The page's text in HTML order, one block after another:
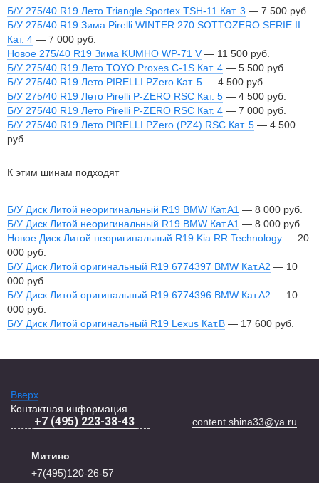
Б/У 275/40 R19 Лето Triangle Sportex TSH-11 Кат. 3 — 7 500 руб.
Б/У 275/40 R19 Зима Pirelli WINTER 270 SOTTOZERO SERIE II
Кат. 4 — 7 000 руб.
Новое 275/40 R19 Зима KUMHO WP-71 V — 11 500 руб.
Б/У 275/40 R19 Лето TOYO Proxes C-1S Кат. 4 — 5 500 руб.
Б/У 275/40 R19 Лето PIRELLI PZero Кат. 5 — 4 500 руб.
Б/У 275/40 R19 Лето Pirelli P-ZERO RSC Кат. 5 — 4 500 руб.
Б/У 275/40 R19 Лето Pirelli P-ZERO RSC Кат. 4 — 7 000 руб.
Б/У 275/40 R19 Лето PIRELLI PZero (PZ4) RSC Кат. 5 — 4 500
руб.
К этим шинам подходят
Б/У Диск Литой неоригинальный R19 BMW Кат.А1 — 8 000 руб.
Б/У Диск Литой неоригинальный R19 BMW Кат.А1 — 8 000 руб.
Новое Диск Литой неоригинальный R19 Kia RR Technology — 20
000 руб.
Б/У Диск Литой оригинальный R19 6774397 BMW Кат.А2 — 10
000 руб.
Б/У Диск Литой оригинальный R19 6774396 BMW Кат.А2 — 10
000 руб.
Б/У Диск Литой оригинальный R19 Lexus Кат.В — 17 600 руб.
Вверх
Контактная информация
+7 (495) 223-38-43 content.shina33@ya.ru
Митино
+7(495)120-26-57